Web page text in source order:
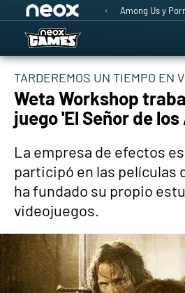
Among Us y
TARDEREMOS UN TIEMPO EN
Weta Workshop
juego 'El Señor de
La empresa de efectos
participó en las películas
ha fundado su propio
videojuegos.